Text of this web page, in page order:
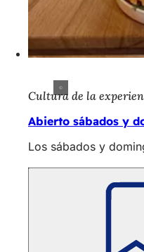
Cultura de la
Abierto sábados y
Los sábados y